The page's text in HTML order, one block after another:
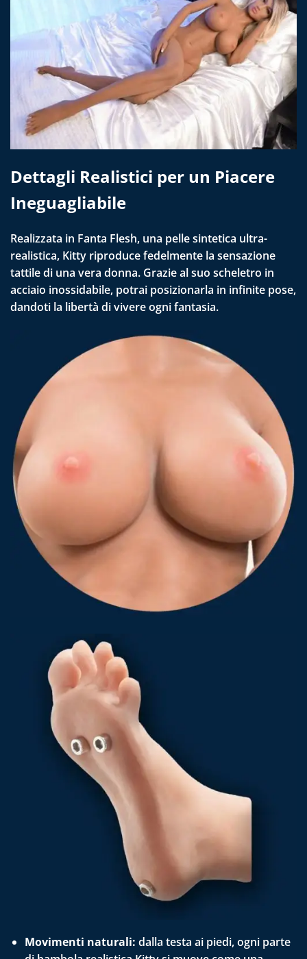
Dettagli Realistici per un Piacere
Ineguagliabile
Realizzata in Fanta Flesh, una pelle sintetica ultra-
realistica, Kitty riproduce fedelmente la sensazione
tattile di una vera donna. Grazie al suo scheletro in
acciaio inossidabile, potrai posizionarla in infinite pose,
dandoti la libertà di vivere ogni fantasia.
Movimenti naturali: dalla testa ai piedi, ogni parte